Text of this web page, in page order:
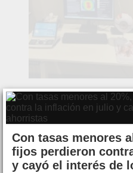
Con tasas menores
fijos perdieron
y cayó el interés de